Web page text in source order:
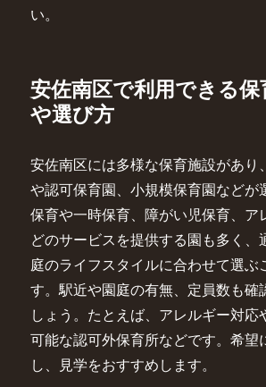
い。
安佐南区で利用できる
や選び方
安佐南区には多様な保育施設があり
や認可保育園、小規模保育園などが
保育や一時保育、障がい児保育、ア
どのサービスを提供する園も多く、
庭のライフスタイルに合わせて選ぶ
す。駅近や園庭の有無、定員数も確
しょう。たとえば、アレルギー対
可能な認可外保育所などです。希望
し、見学をおすすめします。